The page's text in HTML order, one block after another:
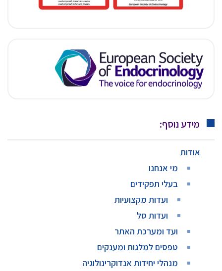
מידע נוסף:
אודות
מי אנחנו
בעלי תפקידים
ועדות מקצועיות
ועדות סל
ועד ומערכת האתר
טפסים למלגות ומענקים
מנהלי יחידות אנדוקרינולוגיה